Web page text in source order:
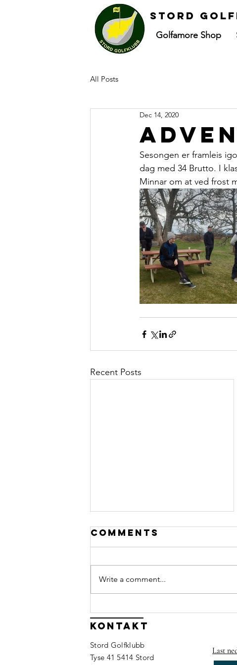
Stord
Golfamore Shop
All Posts
Dec 14, 2020
Sesongen er framleis
dag med 34 Brutto. I
Minnar om at ved frost
Recent Posts
Har du lyst til
å bidra når me
Olyo Junior
Comments
Write a comment...
Kontakt
Stord Golfklubb
Tyse 41 5414 Stord
Last